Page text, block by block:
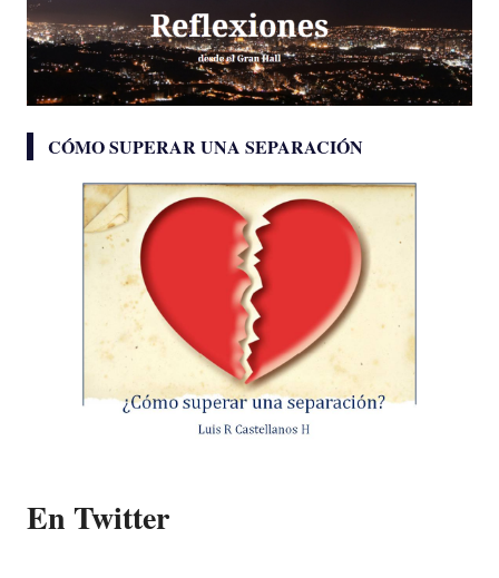
CÓMO SUPERAR UNA SEPARACIÓN
En Twitter